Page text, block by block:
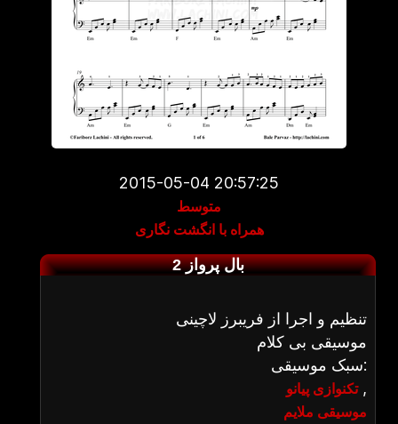
2015-05-04 20:57:25
متوسط
همراه با انگشت نگاری
بال پرواز 2
تنظیم و اجرا از فریبرز لاچینی
موسیقی بی کلام
سبک موسیقی:
تکنوازی پیانو,
موسیقی ملایم